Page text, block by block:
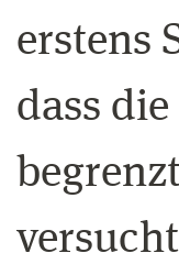
erstens
dass